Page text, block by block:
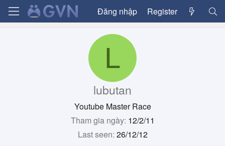
Đăng nhập Register
L
lubutan
Youtube Master Race
Tham gia ngày 12/2/11
Last seen 26/12/12